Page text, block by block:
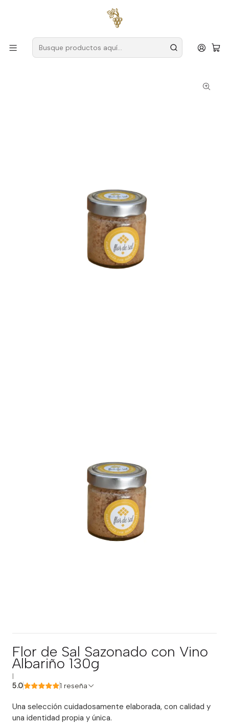
para pedidos superiores a
Gourmet
Flor de Sal Sazonado con Vino Albariño 130g
Flor de Sal Sazonado con Vino
Albariño 130g
5.0 1 reseña
Una selección cuidadosamente elaborada, con calidad y
una identidad propia y única.